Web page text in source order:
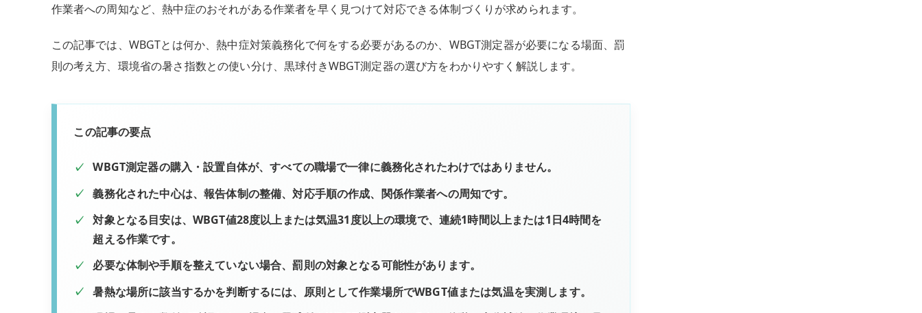
作業者への周知など、熱中症のおそれがある作業者を早く見つけて対応できる体制づくりが求められます。
この記事では、WBGTとは何か、熱中症対策義務化で何をする必要があるのか、WBGT測定器が必要になる場面、罰
則の考え方、環境省の暑さ指数との使い分け、黒球付きWBGT測定器の選び方をわかりやすく解説します。
この記事の要点
WBGT測定器の購入・設置自体が、すべての職場で一律に義務化されたわけではありません。
義務化された中心は、報告体制の整備、対応手順の作成、関係作業者への周知です。
対象となる目安は、WBGT値28度以上または気温31度以上の環境で、連続1時間以上または1日4時間を
超える作業です。
必要な体制や手順を整えていない場合、罰則の対象となる可能性があります。
暑熱な場所に該当するかを判断するには、原則として作業場所でWBGT値または気温を実測します。